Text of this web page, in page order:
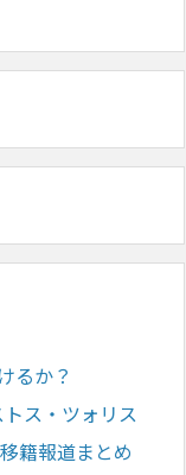
るか？
ス・ツォリス
籍報道まとめ